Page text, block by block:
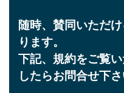
随時、賛同いただ
ります。
下記、規約をご覧
したらお問合せ下さ